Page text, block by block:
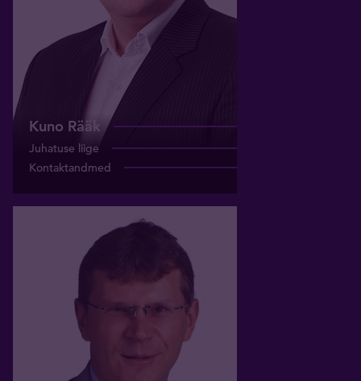
Kuno Rääk
Juhatuse liige
Kontaktandmed
Alar Tamming
Nõukogu esimees
alar@tavid.ee
+372 501 4412